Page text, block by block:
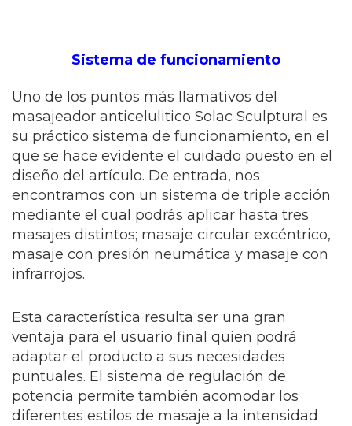
Sistema de funcionamiento
Uno de los puntos más llamativos del
masajeador anticelulitico Solac Sculptural es
su práctico sistema de funcionamiento, en el
que se hace evidente el cuidado puesto en el
diseño del artículo. De entrada, nos
encontramos con un sistema de triple acción
mediante el cual podrás aplicar hasta tres
masajes distintos; masaje circular excéntrico,
masaje con presión neumática y masaje con
infrarrojos.
Esta característica resulta ser una gran
ventaja para el usuario final quien podrá
adaptar el producto a sus necesidades
puntuales. El sistema de regulación de
potencia permite también acomodar los
diferentes estilos de masaje a la intensidad